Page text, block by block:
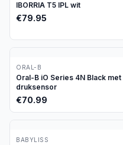
IBORRIA T5 IPL wit
€79.95
ORAL-B
Oral-B iO Series 4N Black met
druksensor
€70.99
BABYLISS